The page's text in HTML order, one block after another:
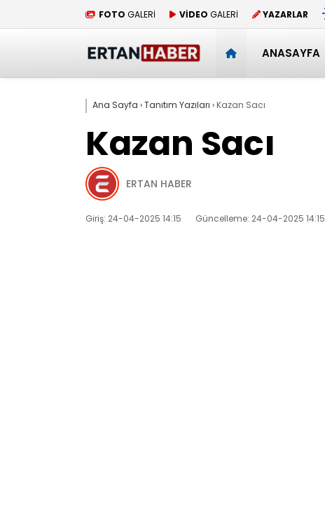
FOTO GALERİ VİDEO GALERİ YAZARLAR
ANASAYFA
Ana Sayfa ›Tanıtım Yazıları › Kazan Sacı
Kazan Sacı
ERTAN HABER
Giriş: 24-04-2025 14:15 Güncelleme: 24-04-2025 14:15